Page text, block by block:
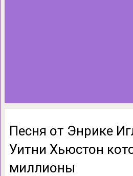
Песня от Энрике
Уитни Хьюстон
миллионы